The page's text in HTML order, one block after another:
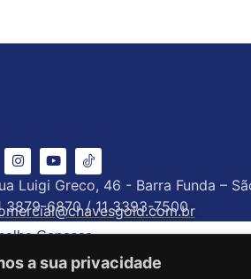
a sua privacidade
Luigi Greco, 46 - Barra Funda –
3879-6870 / 11 3393-7500
Conosco